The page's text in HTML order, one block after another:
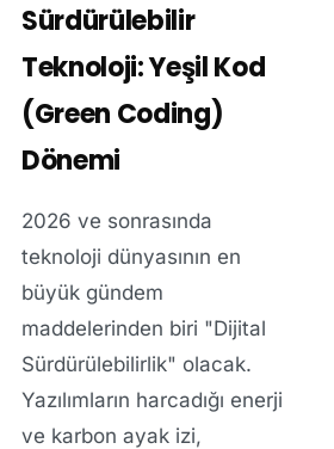
Sürdürülebilir
Teknoloji: Yeşil Kod
(Green Coding)
Dönemi
2026 ve sonrasında
teknoloji dünyasının en
büyük gündem
maddelerinden biri "Dijital
Sürdürülebilirlik" olacak.
Yazılımların harcadığı enerji
ve karbon ayak izi,